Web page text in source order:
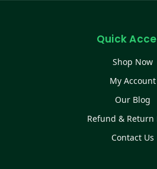
Quick
Shop Now
My Account
Our Blog
Refund & Return
Contact Us